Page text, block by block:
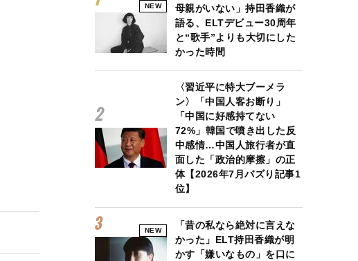
NEW
母親がいない」持田香織が
語る、ELTデビュー30周年
と“歌手”よりも大切にした
かった時間
〈習近平に特大ブーメラ
ン〉「中国人客お断り」
「中国に好感持てない
72%」韓国で噴き出した反
中感情…中国人旅行者が直
面した「政治的摩擦」の正
体【2026年7月バズり記事1
位】
NEW
「昔の私なら絶対に言えな
かった」ELT持田香織が明
かす「嫌いなもの」を口に